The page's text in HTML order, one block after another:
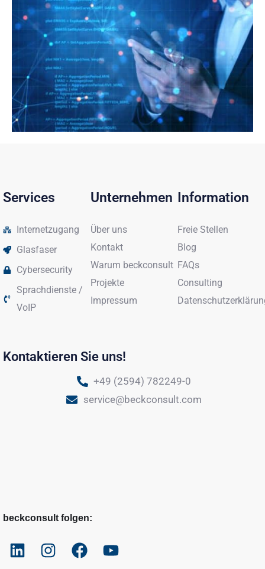
Services
Internetzugang
Glasfaser
Cybersecurity
Sprachdienste /
VoIP
Unternehmen
Über uns
Kontakt
Warum beckconsult
Projekte
Impressum
Information
Freie Stellen
Blog
FAQs
Consulting
Kontaktieren Sie uns!
+49 (2594) 782249-0
service@beckconsult.com
beckconsult folgen: